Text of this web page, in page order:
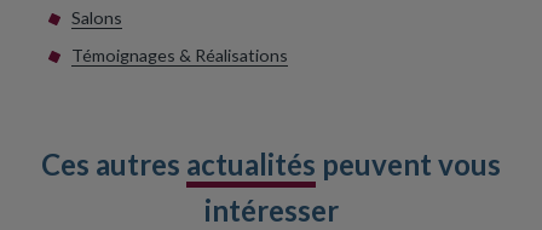
Salons
Témoignages & Réalisations
Ces autres actualités peuvent vous
intéresser